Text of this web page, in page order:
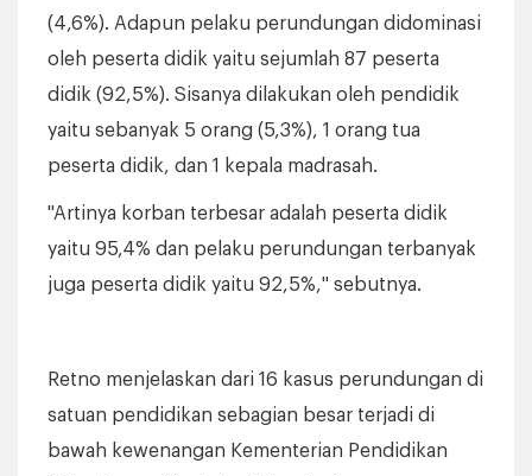
(4,6%). Adapun pelaku perundungan didominasi
oleh peserta didik yaitu sejumlah 87 peserta
didik (92,5%). Sisanya dilakukan oleh pendidik
yaitu sebanyak 5 orang (5,3%), 1 orang tua
peserta didik, dan 1 kepala madrasah.
"Artinya korban terbesar adalah peserta didik
yaitu 95,4% dan pelaku perundungan terbanyak
juga peserta didik yaitu 92,5%," sebutnya.
Retno menjelaskan dari 16 kasus perundungan di
satuan pendidikan sebagian besar terjadi di
bawah kewenangan Kementerian Pendidikan